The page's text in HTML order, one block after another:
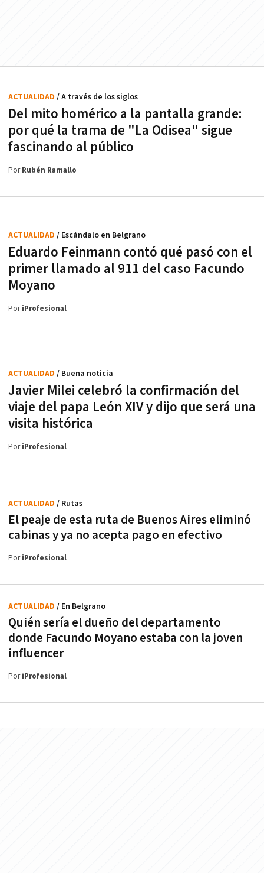
Del mito homérico a la pantalla grande:
por qué la trama de "La Odisea" sigue
fascinando al público
ACTUALIDAD / A través de los siglos
PorRubén Ramallo
Eduardo Feinmann contó qué pasó con el
primer llamado al 911 del caso Facundo
Moyano
ACTUALIDAD / Escándalo en Belgrano
PoriProfesional
Javier Milei celebró la confirmación del
viaje del papa León XIV y dijo que será una
visita histórica
ACTUALIDAD / Buena noticia
PoriProfesional
El peaje de esta ruta de Buenos Aires eliminó
cabinas y ya no acepta pago en efectivo
ACTUALIDAD / Rutas
PoriProfesional
Quién sería el dueño del departamento
donde Facundo Moyano estaba con la joven
influencer
ACTUALIDAD / En Belgrano
PoriProfesional